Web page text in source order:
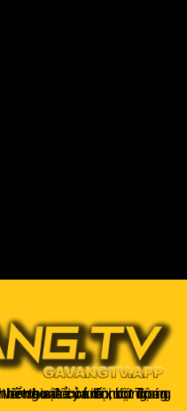
dõi, khán giả có thể chia sẻ ý kiến, dự đoán kết quả hoặc thảo luận về chiến thuật của đội bóng.